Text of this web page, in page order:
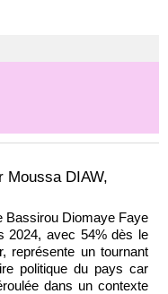
Moussa DIAW,
Bassirou Diomaye Faye
2024, avec 54% dès le
représente un tournant
politique du pays car
dans un contexte